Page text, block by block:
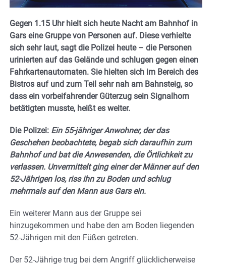
Gegen 1.15 Uhr hielt sich heute Nacht am Bahnhof in
Gars eine Gruppe von Personen auf. Diese verhielte
sich sehr laut, sagt die Polizei heute – die Personen
urinierten auf das Gelände und schlugen gegen einen
Fahrkartenautomaten. Sie hielten sich im Bereich des
Bistros auf und zum Teil sehr nah am Bahnsteig, so
dass ein vorbeifahrender Güterzug sein Signalhorn
betätigten musste, heißt es weiter.
Die Polizei: Ein 55-jähriger Anwohner, der das
Geschehen beobachtete, begab sich daraufhin zum
Bahnhof und bat die Anwesenden, die Örtlichkeit zu
verlassen. Unvermittelt ging einer der Männer auf den
52-Jährigen los, riss ihn zu Boden und schlug
mehrmals auf den Mann aus Gars ein.
Ein weiterer Mann aus der Gruppe sei
hinzugekommen und habe den am Boden liegenden
52-Jährigen mit den Füßen getreten.
Der 52-Jährige trug bei dem Angriff glücklicherweise